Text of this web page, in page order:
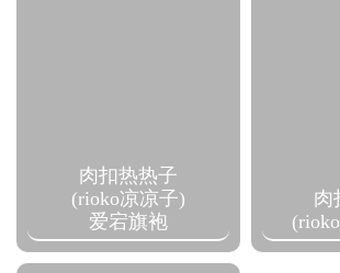
肉扣热热子
(rioko凉凉子)
爱宕旗袍
肉